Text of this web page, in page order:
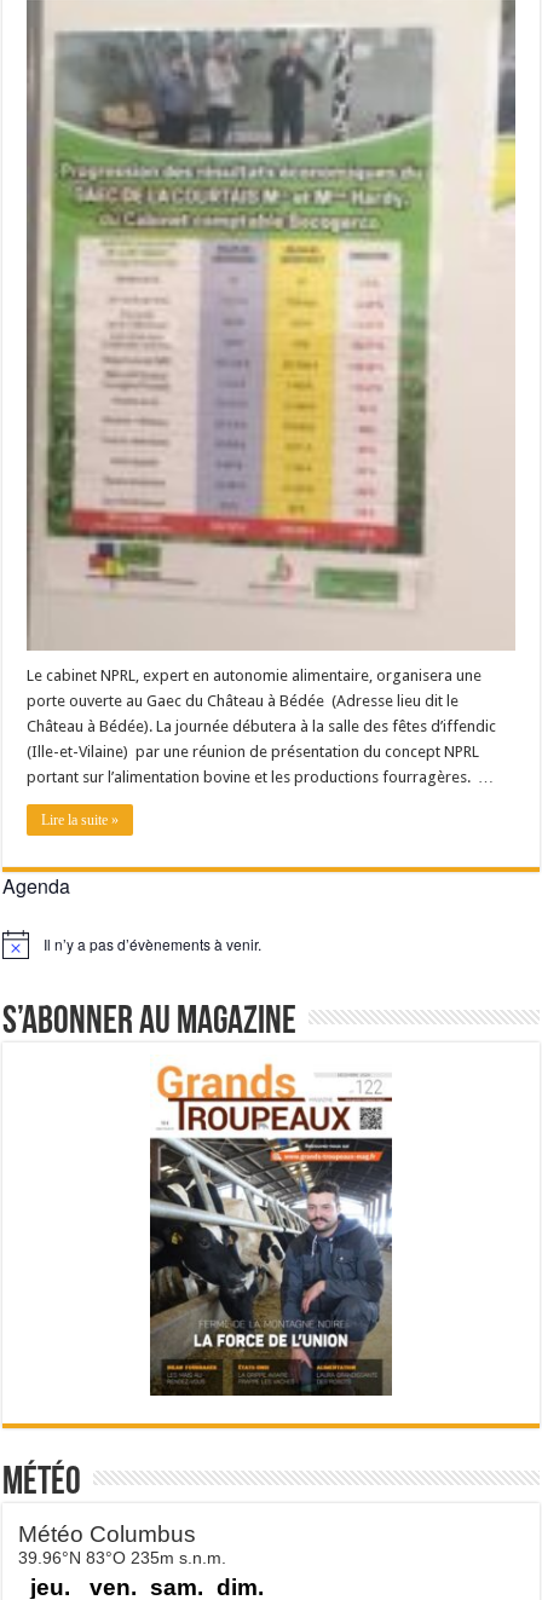
Les canicules freinent la collecte laitière
Le cabinet NPRL, expert en autonomie alimentaire, organisera une
porte ouverte au Gaec du Château à Bédée (Adresse lieu dit le
Château à Bédée). La journée débutera à la salle des fêtes d’iffendic
(Ille-et-Vilaine) par une réunion de présentation du concept NPRL
portant sur l’alimentation bovine et les productions fourragères. …
Lire la suite »
Agenda
Notice Il n’y a pas d’évènements à venir.
S’abonner au magazine
Météo